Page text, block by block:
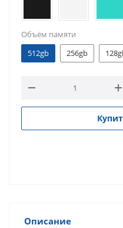
Объём памяти
512gb
256gb
Описание